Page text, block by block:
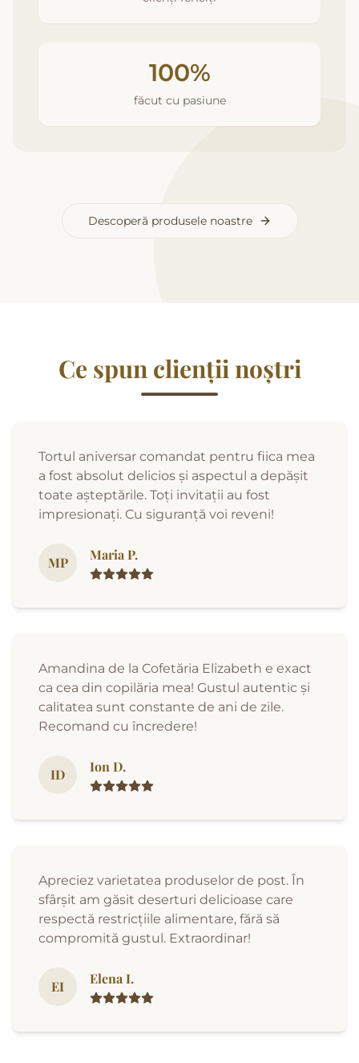
100%
făcut cu pasiune
Descoperă produsele noastre
Ce spun clienții noștri
Tortul aniversar comandat pentru fiica mea
a fost absolut delicios și aspectul a depășit
toate așteptările. Toți invitații au fost
impresionați. Cu siguranță voi reveni!
MP Maria P.
Amandina de la Cofetăria Elizabeth e exact
ca cea din copilăria mea! Gustul autentic și
calitatea sunt constante de ani de zile.
Recomand cu încredere!
ID Ion D.
Apreciez varietatea produselor de post. În
sfârșit am găsit deserturi delicioase care
respectă restricțiile alimentare, fără să
compromită gustul. Extraordinar!
EI Elena I.